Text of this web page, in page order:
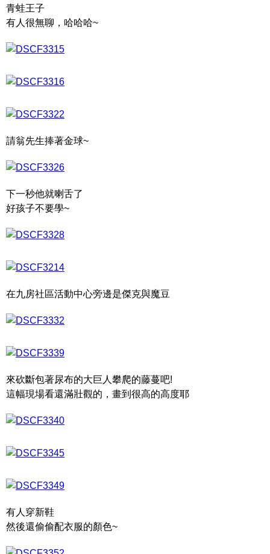
青蛙王子
有人很無聊，哈哈哈~
請翁先生捧著金球~
下一秒他就喇舌了
好孩子不要學~
在九房社區活動中心旁邊是傑克與魔豆
來砍斷包著尿布的大巨人攀爬的藤蔓吧!
這幅現場看還滿壯觀的，畫到很高的高度耶
有人穿新鞋
然後還偷偷配衣服的顏色~